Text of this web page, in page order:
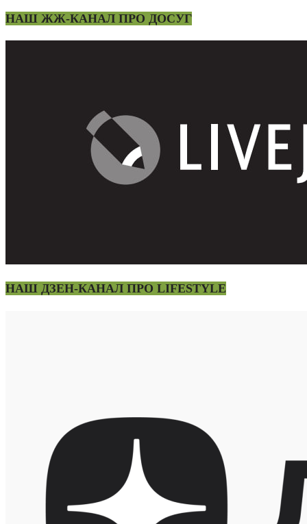
НАШ ЖЖ-КАНАЛ ПРО ДОСУГ
НАШ ДЗЕН-КАНАЛ ПРО LIFESTYLE